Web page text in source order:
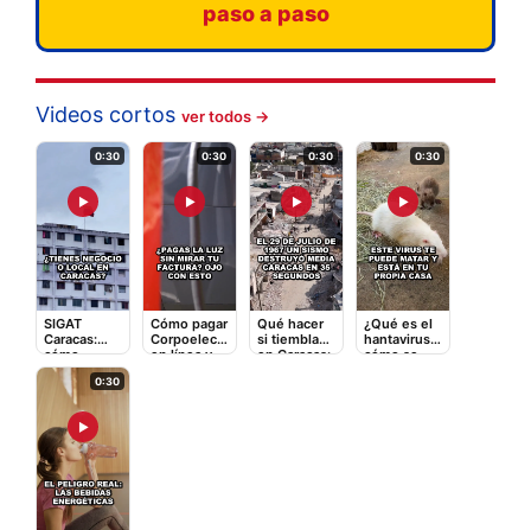
paso a paso
Videos cortos ver todos →
▶
0:30
SIGAT
Caracas:
cómo
registrarte y
pagar
impuestos
en línea
▶
0:30
Cómo pagar
Corpoelec
en línea y
▶
0:30
Qué hacer
si tiembla
en Caracas:
▶
0:30
¿Qué es el
hantavirus y
cómo se
▶
0:30